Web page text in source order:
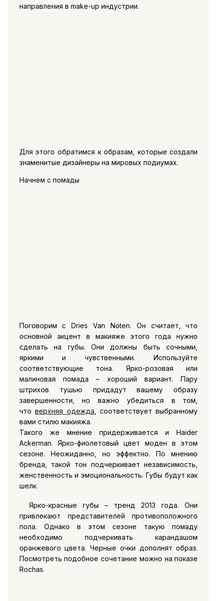
направления в make-up индустрии.
Для этого обратимся к образам, которые создали
знаменитые дизайнеры на мировых подиумах.
Начнем с помады
Поговорим с Dries Van Noten. Он считает, что
основной акцент в макияже этого года нужно
сделать на губы. Они должны быть сочными,
яркими и чувственными. Используйте
соответствующие тона. Ярко-розовая или
малиновая помада – хороший вариант. Пару
штрихов тушью придадут вашему образу
завершенности, но важно убедиться в том,
чтоверхняя одежда , соответствует выбранному
вами стилю макияжа.
Такого же мнение придерживается и Haider
Ackerman. Ярко-фиолетовый цвет моден в этом
сезоне. Неожиданно, но эффектно. По мнению
бренда, такой тон подчеркивает независимость,
женственность и эмоциональность. Губы будут как
шелк.
Ярко-красные губы – тренд 2013 года. Они
привлекают представителей противоположного
пола. Однако в этом сезоне такую помаду
необходимо подчеркивать карандашом
оранжевого цвета. Черные очки дополнят образ.
Посмотреть подобное сочетание можно на показе
Rochas.